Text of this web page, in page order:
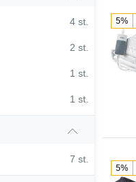
4 st.
2 st.
1 st.
1 st.
7 st.
5%
5%